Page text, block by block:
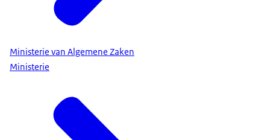
Ministerie van Algemene Zaken
Ministerie